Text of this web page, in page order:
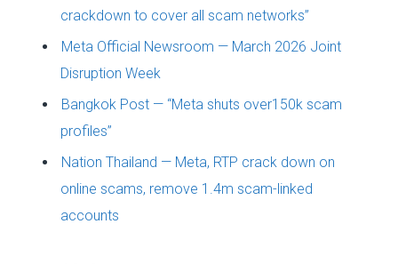
crackdown to cover all scam networks”
Meta Official Newsroom — March 2026 Joint
Disruption Week
Bangkok Post — “Meta shuts over150k scam
profiles”
Nation Thailand — Meta, RTP crack down on
online scams, remove 1.4m scam-linked
accounts